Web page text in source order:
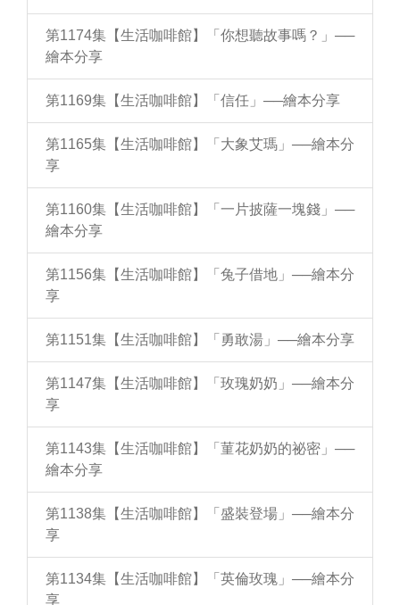
第1174集【生活咖啡館】「你想聽故事嗎？」──
繪本分享
第1169集【生活咖啡館】「信任」──繪本分享
第1165集【生活咖啡館】「大象艾瑪」──繪本分
享
第1160集【生活咖啡館】「一片披薩一塊錢」──
繪本分享
第1156集【生活咖啡館】「兔子借地」──繪本分
享
第1151集【生活咖啡館】「勇敢湯」──繪本分享
第1147集【生活咖啡館】「玫瑰奶奶」──繪本分
享
第1143集【生活咖啡館】「菫花奶奶的祕密」──
繪本分享
第1138集【生活咖啡館】「盛裝登場」──繪本分
享
第1134集【生活咖啡館】「英倫玫瑰」──繪本分
享